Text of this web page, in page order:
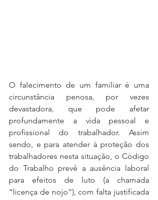
O falecimento de um familiar é uma
circunstância penosa, por vezes
devastadora, que pode afetar
profundamente a vida pessoal e
profissional do trabalhador. Assim
sendo, e para atender à proteção dos
trabalhadores nesta situação, o Código
do Trabalho prevê a ausência laboral
para efeitos de luto (a chamada
“licença de nojo”), com falta justificada